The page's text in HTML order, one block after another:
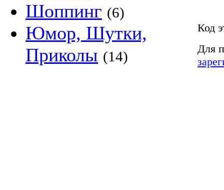
Шоппинг (6)
Юмор, Шутки,
Приколы (14)
Код
Для